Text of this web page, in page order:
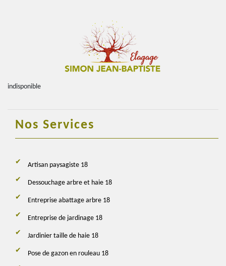
indisponible
Nos Services
Artisan paysagiste 18
Dessouchage arbre et haie 18
Entreprise abattage arbre 18
Entreprise de jardinage 18
Jardinier taille de haie 18
Pose de gazon en rouleau 18